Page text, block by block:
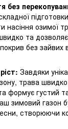
без
насіння озимої
та
без зайвих
Завдяки
трава
формує густий
зимовий газон
створюючи